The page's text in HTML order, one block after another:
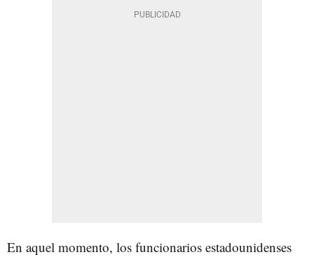
En aquel momento, los funcionarios estadounidenses